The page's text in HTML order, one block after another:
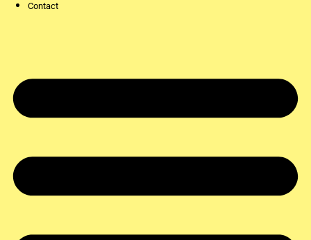
Contact